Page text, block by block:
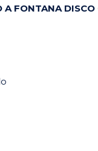
A FONTANA